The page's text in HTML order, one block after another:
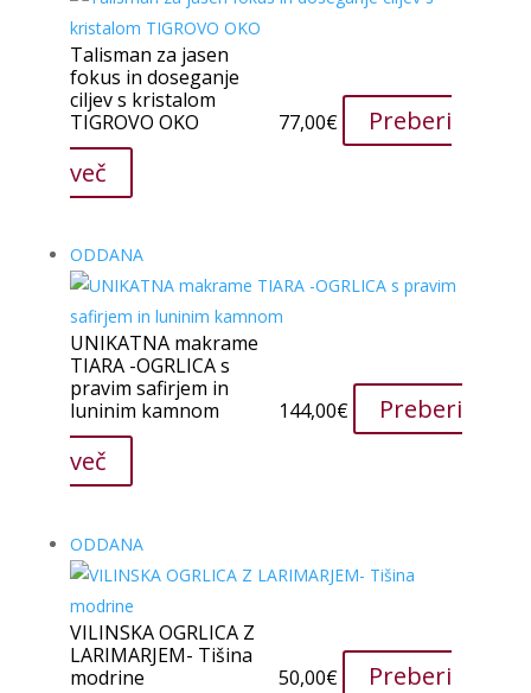
Talisman za jasen
fokus in doseganje
ciljev s kristalom
TIGROVO OKO
77,00€
Preberi
več
ODDANA
UNIKATNA makrame
TIARA -OGRLICA s
pravim safirjem in
luninim kamnom
144,00€
Preberi
več
ODDANA
VILINSKA OGRLICA Z
LARIMARJEM- Tišina
modrine
50,00€
Preberi